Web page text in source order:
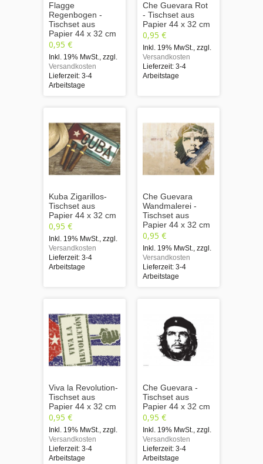
Flagge
Regenbogen -
Tischset aus
Papier 44 x 32 cm
0,95 €
Inkl. 19% MwSt., zzgl.
Versandkosten
Lieferzeit: 3-4
Arbeitstage
Che Guevara Rot
- Tischset aus
Papier 44 x 32 cm
0,95 €
Inkl. 19% MwSt., zzgl.
Versandkosten
Lieferzeit: 3-4
Arbeitstage
Kuba Zigarillos-
Tischset aus
Papier 44 x 32 cm
0,95 €
Inkl. 19% MwSt., zzgl.
Versandkosten
Lieferzeit: 3-4
Arbeitstage
Che Guevara
Wandmalerei -
Tischset aus
Papier 44 x 32 cm
0,95 €
Inkl. 19% MwSt., zzgl.
Versandkosten
Lieferzeit: 3-4
Arbeitstage
Viva la Revolution-
Tischset aus
Papier 44 x 32 cm
0,95 €
Inkl. 19% MwSt., zzgl.
Versandkosten
Lieferzeit: 3-4
Arbeitstage
Che Guevara -
Tischset aus
Papier 44 x 32 cm
0,95 €
Inkl. 19% MwSt., zzgl.
Versandkosten
Lieferzeit: 3-4
Arbeitstage